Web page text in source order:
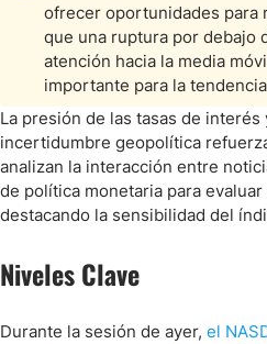
ofrecer oportunidades para
que una ruptura por debajo
atención hacia la media
importante para la
La presión de las tasas de
incertidumbre geopolítica
analizan la interacción entre
de política monetaria para
destacando la sensibilidad del
Niveles Clave
Durante la sesión de ayer, el